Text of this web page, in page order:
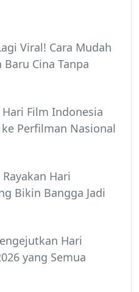
Viral! Cara Mudah
Cina Tanpa
Film Indonesia
Perfilman Nasional
Hari
Bikin Bangga Jadi
Hari
yang Semua